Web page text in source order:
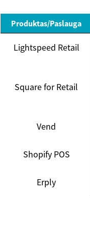
Produktas/Paslauga
Lightspeed Retail
Square for Retail
Vend
Shopify POS
Erply